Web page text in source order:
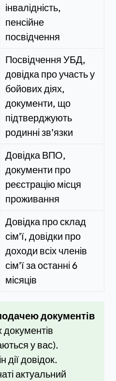
інвалідність,
пенсійне
посвідчення
Посвідчення УБД,
довідка про участь у
бойових діях,
документи, що
підтверджують
родинні зв’язки
Довідка ВПО,
документи про
реєстрацію місця
проживання
Довідка про склад
сім’ї, довідки про
доходи всіх членів
сім’ї за останні 6
місяців
документів
документів
у вас).
дії довідок.
актуальний